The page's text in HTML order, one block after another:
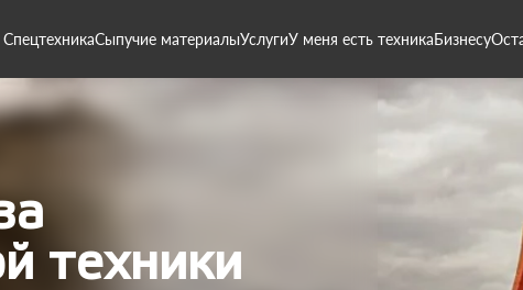
СпецтехникаСыпучие материалыУслугиУ меня есть техникаБизнесу
техники